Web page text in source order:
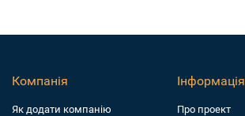
Компанія
Як додати компанiю
Інформація
Про проект